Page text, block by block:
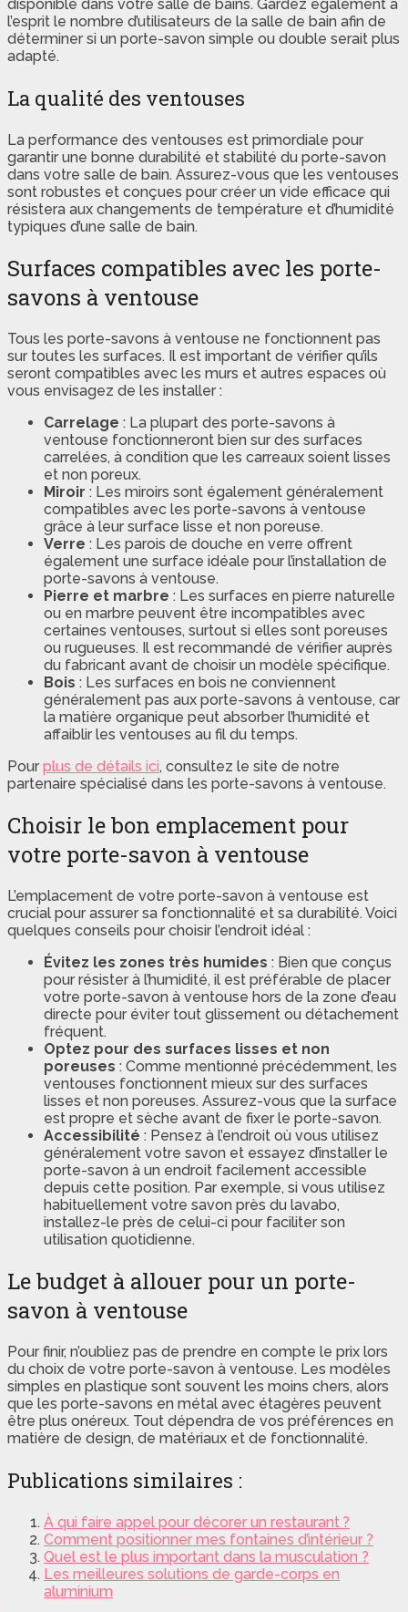
disponible dans votre salle de bains. Gardez également à
l’esprit le nombre d’utilisateurs de la salle de bain afin de
déterminer si un porte-savon simple ou double serait plus
adapté.
La qualité des ventouses
La performance des ventouses est primordiale pour
garantir une bonne durabilité et stabilité du porte-savon
dans votre salle de bain. Assurez-vous que les ventouses
sont robustes et conçues pour créer un vide efficace qui
résistera aux changements de température et d’humidité
typiques d’une salle de bain.
Surfaces compatibles avec les porte-
savons à ventouse
Tous les porte-savons à ventouse ne fonctionnent pas
sur toutes les surfaces. Il est important de vérifier qu’ils
seront compatibles avec les murs et autres espaces où
vous envisagez de les installer :
Carrelage : La plupart des porte-savons à
ventouse fonctionneront bien sur des surfaces
carrelées, à condition que les carreaux soient lisses
et non poreux.
Miroir : Les miroirs sont également généralement
compatibles avec les porte-savons à ventouse
grâce à leur surface lisse et non poreuse.
Verre : Les parois de douche en verre offrent
également une surface idéale pour l’installation de
porte-savons à ventouse.
Pierre et marbre : Les surfaces en pierre naturelle
ou en marbre peuvent être incompatibles avec
certaines ventouses, surtout si elles sont poreuses
ou rugueuses. Il est recommandé de vérifier auprès
du fabricant avant de choisir un modèle spécifique.
Bois : Les surfaces en bois ne conviennent
généralement pas aux porte-savons à ventouse, car
la matière organique peut absorber l’humidité et
affaiblir les ventouses au fil du temps.
Pour plus de détails ici, consultez le site de notre
partenaire spécialisé dans les porte-savons à ventouse.
Choisir le bon emplacement pour
votre porte-savon à ventouse
L’emplacement de votre porte-savon à ventouse est
crucial pour assurer sa fonctionnalité et sa durabilité. Voici
quelques conseils pour choisir l’endroit idéal :
Évitez les zones très humides : Bien que conçus
pour résister à l’humidité, il est préférable de placer
votre porte-savon à ventouse hors de la zone d’eau
directe pour éviter tout glissement ou détachement
fréquent.
Optez pour des surfaces lisses et non
poreuses : Comme mentionné précédemment, les
ventouses fonctionnent mieux sur des surfaces
lisses et non poreuses. Assurez-vous que la surface
est propre et sèche avant de fixer le porte-savon.
Accessibilité : Pensez à l’endroit où vous utilisez
généralement votre savon et essayez d’installer le
porte-savon à un endroit facilement accessible
depuis cette position. Par exemple, si vous utilisez
habituellement votre savon près du lavabo,
installez-le près de celui-ci pour faciliter son
utilisation quotidienne.
Le budget à allouer pour un porte-
savon à ventouse
Pour finir, n’oubliez pas de prendre en compte le prix lors
du choix de votre porte-savon à ventouse. Les modèles
simples en plastique sont souvent les moins chers, alors
que les porte-savons en métal avec étagères peuvent
être plus onéreux. Tout dépendra de vos préférences en
matière de design, de matériaux et de fonctionnalité.
Publications similaires :
À qui faire appel pour décorer un restaurant ?
Comment positionner mes fontaines d’intérieur ?
Quel est le plus important dans la musculation ?
Les meilleures solutions de garde-corps en
aluminium